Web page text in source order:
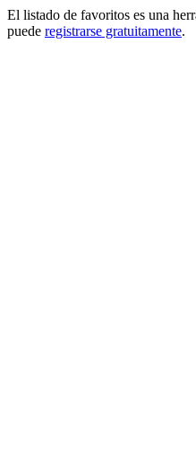
El listado de favoritos es una
puede registrarse gratuitamente.